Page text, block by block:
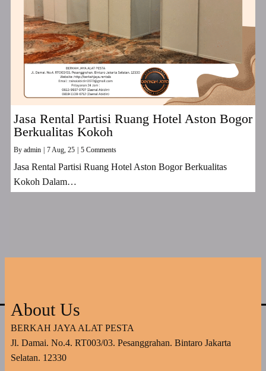
Jasa Rental Partisi Ruang Hotel Aston Bogor
Berkualitas Kokoh
By admin 7Aug, 25 5 Comments
Jasa Rental Partisi Ruang Hotel Aston Bogor Berkualitas
Kokoh Dalam…
About Us
BERKAH JAYA ALAT PESTA
Jl. Damai. No.4. RT003/03. Pesanggrahan. Bintaro Jakarta
Selatan. 12330